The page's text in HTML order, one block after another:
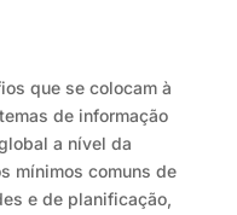
que se colocam à
de informação
a nível da
mínimos comuns de
e de planificação,